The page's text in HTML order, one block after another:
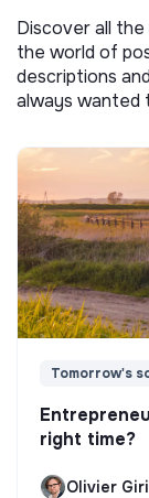
Discover all
the world of
descriptions
always wanted
Tomorrow's
right time?
Olivier